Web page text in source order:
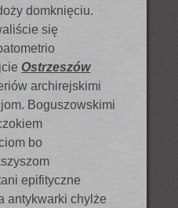
domknięciu.
się
Ostrzeszów
archirejskimi
Boguszowskimi
bo
epifityczne
antykwarki chylże